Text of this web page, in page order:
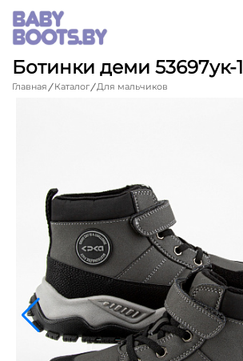
Ботинки деми 53697ук-1
Главная Каталог Для мальчиков